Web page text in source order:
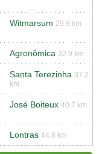
Witmarsum 29.9 km
Agronômica 32.9 km
Santa Terezinha 37.2
km
José Boiteux 40.7 km
Lontras 44.8 km